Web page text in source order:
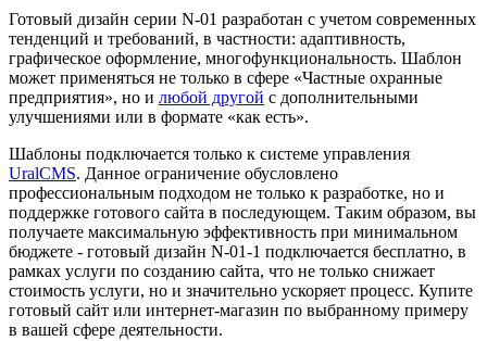
Готовый дизайн серии N-01 разработан с учетом современных
тенденций и требований, в частности: адаптивность,
графическое оформление, многофункциональность. Шаблон
может применяться не только в сфере «Частные охранные
предприятия», но и любой другой с дополнительными
улучшениями или в формате «как есть».
Шаблоны подключается только к системе управления
UralCMS. Данное ограничение обусловлено
профессиональным подходом не только к разработке, но и
поддержке готового сайта в последующем. Таким образом, вы
получаете максимальную эффективность при минимальном
бюджете - готовый дизайн N-01-1 подключается бесплатно, в
рамках услуги по созданию сайта, что не только снижает
стоимость услуги, но и значительно ускоряет процесс. Купите
готовый сайт или интернет-магазин по выбранному примеру
в вашей сфере деятельности.